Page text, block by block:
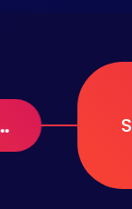
03 MAI 2025 DE 18H00 A 20H30